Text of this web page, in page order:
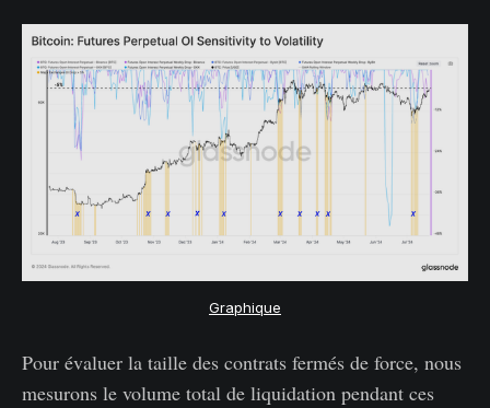
Graphique
Pour évaluer la taille des contrats fermés de force, nous
mesurons le volume total de liquidation pendant ces